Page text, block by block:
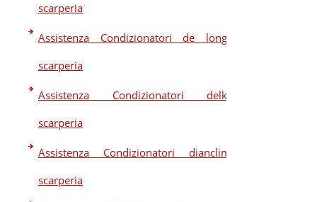
scarperia
Assistenza Condizionatori de longhi
scarperia
Assistenza Condizionatori delkin
scarperia
Assistenza Condizionatori dianclima
scarperia